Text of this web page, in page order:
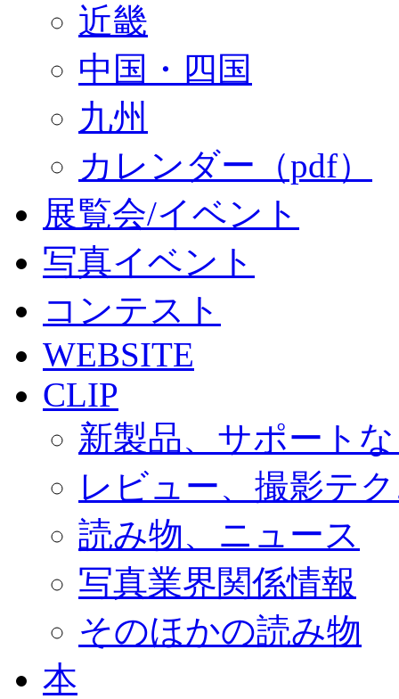
近畿
中国・四国
九州
カレンダー（pdf）
展覧会/イベント
写真イベント
コンテスト
WEBSITE
CLIP
新製品、サポート
レビュー、撮影テ
読み物、ニュース
写真業界関係情報
そのほかの読み物
本